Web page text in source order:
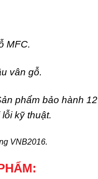
MFC.
vân gỗ.
phẩm bảo hành 12
kỹ thuật.
VNB2016.